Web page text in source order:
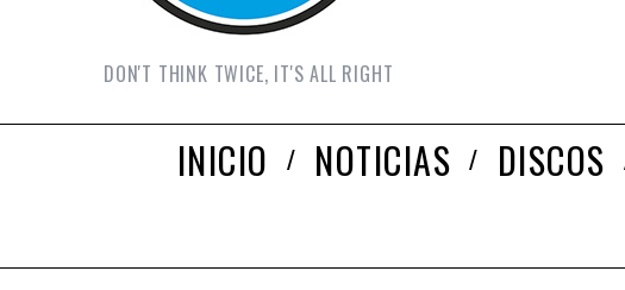
DON'T THINK TWICE, IT'S ALL RIGHT
INICIO NOTICIAS DISCOS